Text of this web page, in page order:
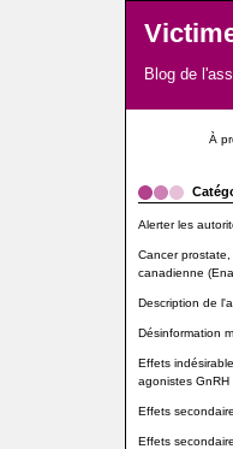
Blog de
À
Alerter les
Cancer prostate,
canadienne
Description de
Désinformation
Effets
agonistes GnRH
Effets
Effets